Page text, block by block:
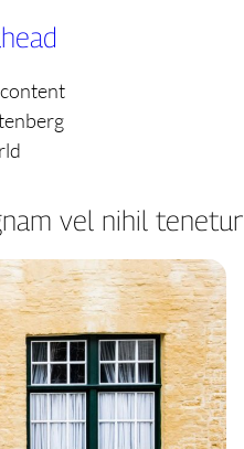
vel nihil tenetur